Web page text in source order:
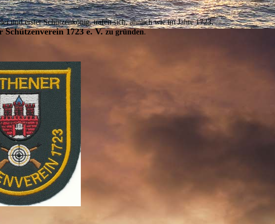
und erster Schützenkönig, trafen sich, ähnlich wie im Jahre 1723,
1723 e. V. zu gründen.